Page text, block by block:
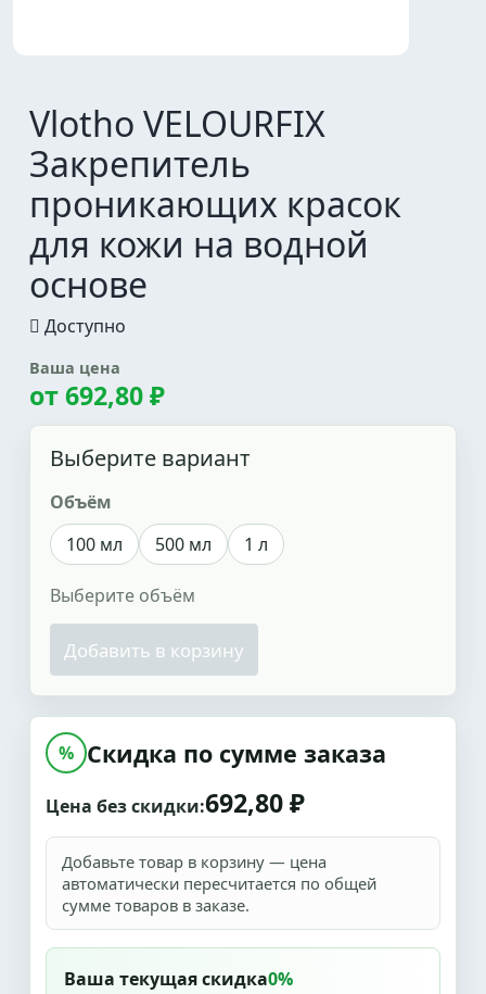
Vlotho VELOURFIX
Закрепитель
проникающих красок
для кожи на водной
основе
Доступно
Ваша цена
от692,80 ₽
Выберите вариант
Объём
100 мл
500 мл 1 л
Выберите объём
Добавить в корзину
% Скидка по сумме заказа
Цена без скидки:692,80 ₽
Добавьте товар в корзину — цена
автоматически пересчитается по общей
сумме товаров в заказе.
Ваша текущая скидка0%